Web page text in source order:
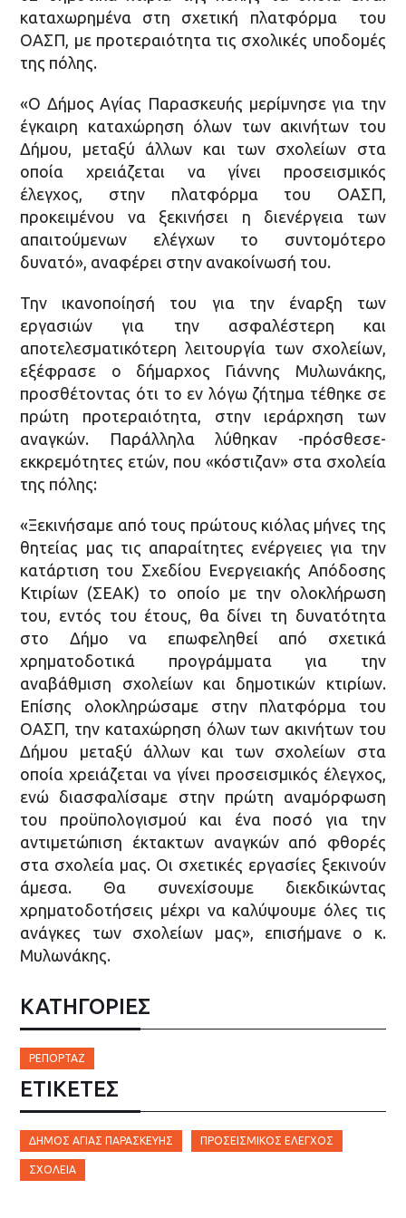
καταχωρημένα στη σχετική πλατφόρμα του
ΟΑΣΠ, με προτεραιότητα τις σχολικές υποδομές
της πόλης.
«Ο Δήμος Αγίας Παρασκευής μερίμνησε για την
έγκαιρη καταχώρηση όλων των ακινήτων του
Δήμου, μεταξύ άλλων και των σχολείων στα
οποία χρειάζεται να γίνει προσεισμικός
έλεγχος, στην πλατφόρμα του ΟΑΣΠ,
προκειμένου να ξεκινήσει η διενέργεια των
απαιτούμενων ελέγχων το συντομότερο
δυνατό», αναφέρει στην ανακοίνωσή του.
Την ικανοποίησή του για την έναρξη των
εργασιών για την ασφαλέστερη και
αποτελεσματικότερη λειτουργία των σχολείων,
εξέφρασε ο δήμαρχος Γιάννης Μυλωνάκης,
προσθέτοντας ότι το εν λόγω ζήτημα τέθηκε σε
πρώτη προτεραιότητα, στην ιεράρχηση των
αναγκών. Παράλληλα λύθηκαν -πρόσθεσε-
εκκρεμότητες ετών, που «κόστιζαν» στα σχολεία
της πόλης:
«Ξεκινήσαμε από τους πρώτους κιόλας μήνες της
θητείας μας τις απαραίτητες ενέργειες για την
κατάρτιση του Σχεδίου Ενεργειακής Απόδοσης
Κτιρίων (ΣΕΑΚ) το οποίο με την ολοκλήρωση
του, εντός του έτους, θα δίνει τη δυνατότητα
στο Δήμο να επωφεληθεί από σχετικά
χρηματοδοτικά προγράμματα για την
αναβάθμιση σχολείων και δημοτικών κτιρίων.
Επίσης ολοκληρώσαμε στην πλατφόρμα του
ΟΑΣΠ, την καταχώρηση όλων των ακινήτων του
Δήμου μεταξύ άλλων και των σχολείων στα
οποία χρειάζεται να γίνει προσεισμικός έλεγχος,
ενώ διασφαλίσαμε στην πρώτη αναμόρφωση
του προϋπολογισμού και ένα ποσό για την
αντιμετώπιση έκτακτων αναγκών από φθορές
στα σχολεία μας. Οι σχετικές εργασίες ξεκινούν
άμεσα. Θα συνεχίσουμε διεκδικώντας
χρηματοδοτήσεις μέχρι να καλύψουμε όλες τις
ανάγκες των σχολείων μας», επισήμανε ο κ.
Μυλωνάκης.
ΚΑΤΗΓΟΡΙΕΣ
ΡΕΠΟΡΤΆΖ
ΕΤΙΚΈΤΕΣ
ΔΉΜΟΣ ΑΓΊΑΣ ΠΑΡΑΣΚΕΥΉΣ ΠΡΟΣΕΙΣΜΙΚΌΣ ΈΛΕΓΧΟΣ
ΣΧΟΛΕΊΑ